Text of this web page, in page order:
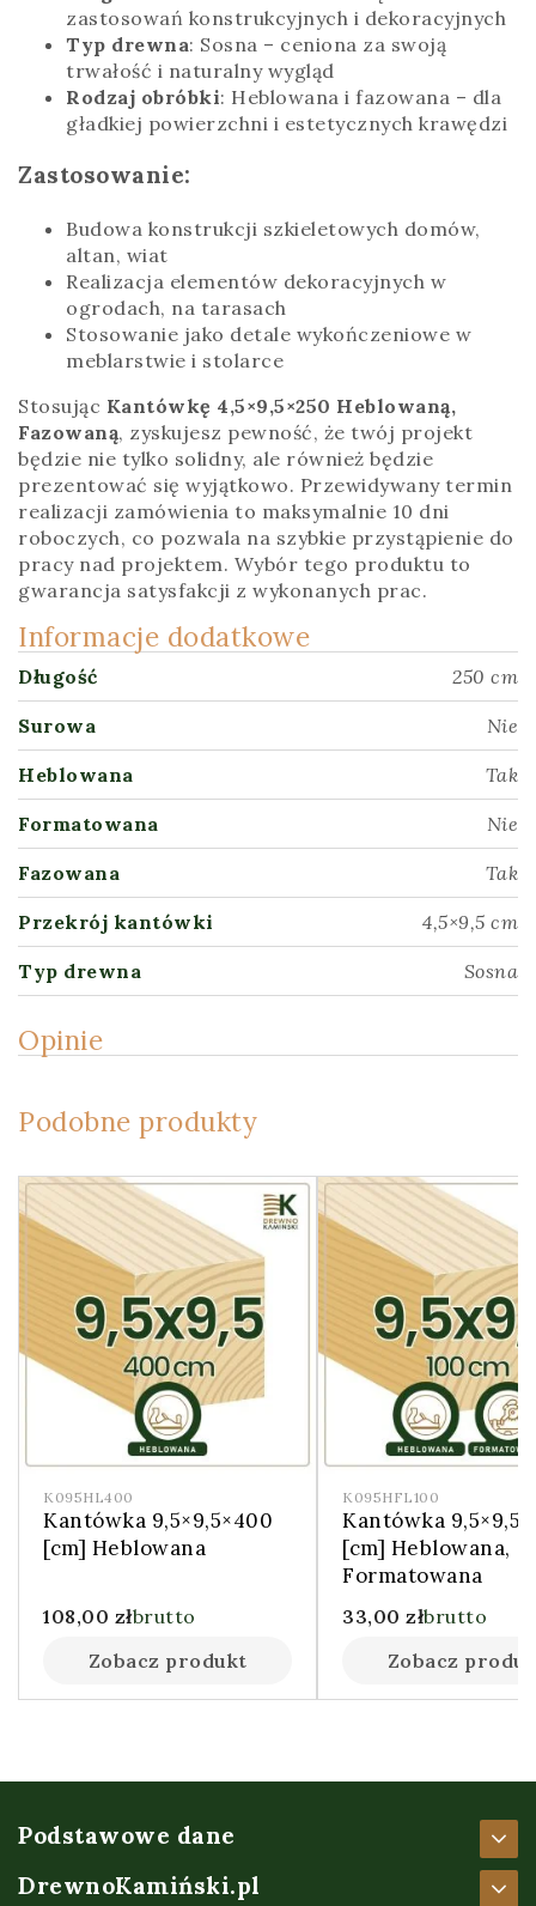
zastosowań konstrukcyjnych i dekoracyjnych
Typ drewna: Sosna – ceniona za swoją
trwałość i naturalny wygląd
Rodzaj obróbki: Heblowana i fazowana – dla
gładkiej powierzchni i estetycznych krawędzi
Zastosowanie:
Budowa konstrukcji szkieletowych domów,
altan, wiat
Realizacja elementów dekoracyjnych w
ogrodach, na tarasach
Stosowanie jako detale wykończeniowe w
meblarstwie i stolarce
Stosując Kantówkę 4,5×9,5×250 Heblowaną,
Fazowaną, zyskujesz pewność, że twój projekt
będzie nie tylko solidny, ale również będzie
prezentować się wyjątkowo. Przewidywany termin
realizacji zamówienia to maksymalnie 10 dni
roboczych, co pozwala na szybkie przystąpienie do
pracy nad projektem. Wybór tego produktu to
gwarancja satysfakcji z wykonanych prac.
Informacje dodatkowe
Długość 250 cm
Surowa Nie
Heblowana Tak
Formatowana Nie
Fazowana Tak
Przekrój kantówki 4,5×9,5 cm
Typ drewna Sosna
Opinie
Podobne produkty
K095HL400
Kantówka 9,5×9,5×400
[cm] Heblowana
108,00 złbrutto
Zobacz produkt
K095HFL100
Kantówka
[cm] Heblowana,
Formatowana
33,00 złbrutto
Zobacz
Podstawowe dane
DrewnoKamiński.pl